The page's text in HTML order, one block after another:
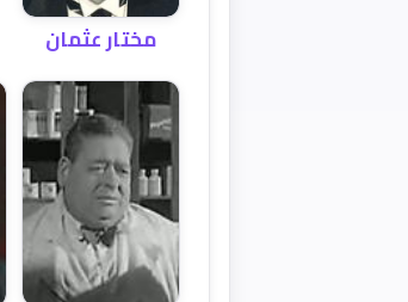
مختار عثمان